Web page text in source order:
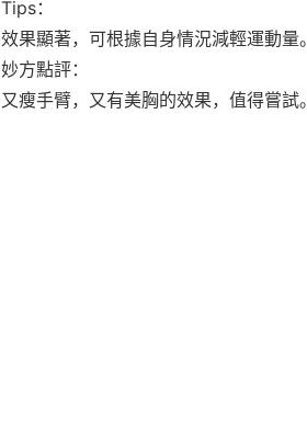
Tips：
效果顯著，可根據自身情況減輕運動量。
妙方點評：
又瘦手臂，又有美胸的效果，值得嘗試。